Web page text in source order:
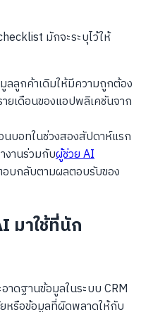
มักจะระบุไว้ให้
ลลูกค้าเดิมให้มีความถูกต้อง
ยเดือนของแอปพลิเคชันจาก
นบอทในช่วงสองสัปดาห์แรก
งานร่วมกับผู้ช่วย AI
บกลับตามผลตอบรับของ
มาใช้ที่นัก
าดฐานข้อมูลในระบบ CRM
หรือข้อมูลที่ผิดพลาดให้กับ